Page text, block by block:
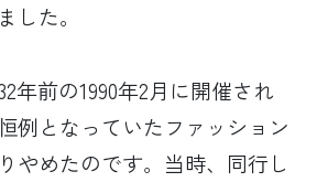
した。
年前の1990年2月に開催され
例となっていたファッション
やめたのです。当時、同行し